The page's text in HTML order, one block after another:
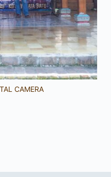
CAMERA